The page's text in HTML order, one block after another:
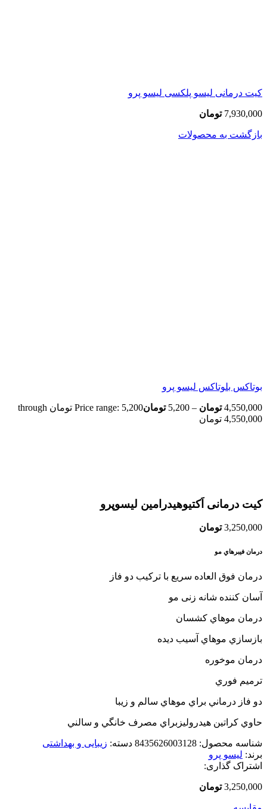
کیت درمانی لیسو پلکسی لیسو پرو
7,930,000 تومان
بازگشت به محصولات
بوتاکس بلوتاکس لیسو پرو
4,550,000 تومان –
5,200 تومان
Price range: 5,200 تومان through
4,550,000 تومان
کیت درمانی اَکتیوهیدرامین لیسوپرو
3,250,000 تومان
درمان فيبرهاي مو
درمان فوق العاده سریع با ترکیب دو فاز
آسان کننده شانه زنی مو
درمان موهاي کشسان
بازسازي موهاي آسيب ديده
درمان موخوره
ترميم فوري
دو فاز درماني براي موهاي سالم و زيبا
حاوي کراتين هيدروليزبراي مصرف خانگي و سالني
شناسه محصول: 8435626003128 دسته: زیبایی و بهداشتی
برند: لیسو پرو
اشتراک گذاری:
3,250,000 تومان